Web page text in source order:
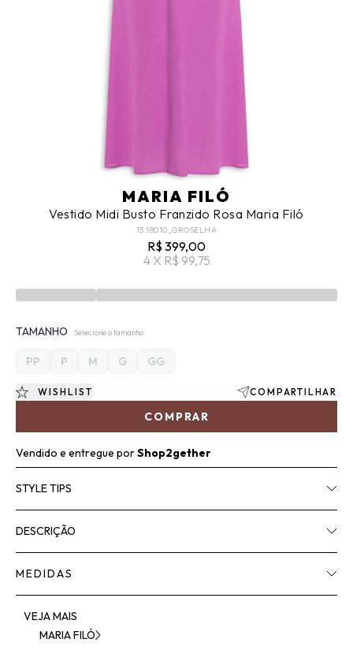
MARIA FILÓ
Vestido Midi Busto Franzido Rosa Maria Filó
15.18010_GROSELHA
R$ 399,00
4 X R$ 99,75
TAMANHO Selecione o tamanho
PP P M G GG
COMPRAR
WISHLIST COMPARTILHAR
Vendido e entregue porShop2gether
STYLE TIPS
DESCRIÇÃO
MEDIDAS
VEJA MAIS
MARIA FILÓ